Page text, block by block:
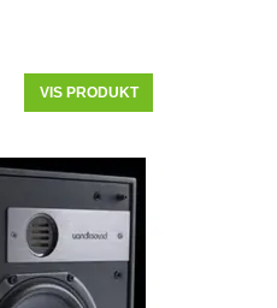
VIS PRODUKT